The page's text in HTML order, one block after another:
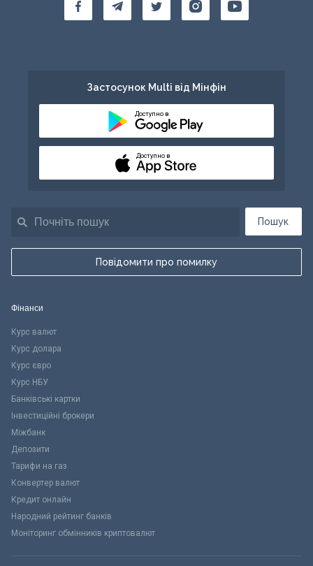
Пошук
Повідомити про помилку
Застосунок Multi від Мінфін
Доступно в
Доступно в
Фінанси
Курс валют
Курс долара
Курс євро
Курс НБУ
Банківські картки
Інвестиційні брокери
Міжбанк
Депозити
Тарифи на газ
Конвертер валют
Кредит онлайн
Народний рейтинг банків
Моніторинг обмінників криптовалют